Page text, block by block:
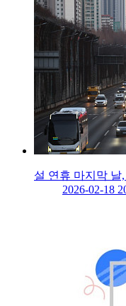
설 연휴 마지막
2026-02-18